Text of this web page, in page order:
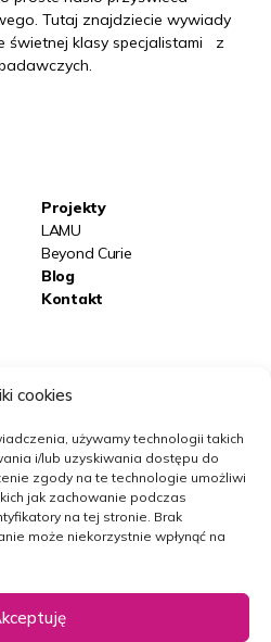
cookies
używamy technologii takich
i/lub uzyskiwania dostępu do
zgody na te technologie umożliwi
jak zachowanie podczas
na tej stronie. Brak
może niekorzystnie wpłynąć na
Tutaj znajdziecie wywiady
świetnej klasy specjalistami z
Projekty
LAMU
Beyond Curie
Blog
Kontakt